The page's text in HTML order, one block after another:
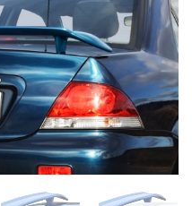
Ajouter
à la
wishlist